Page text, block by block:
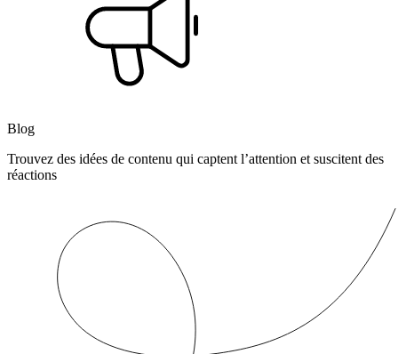
Blog
Trouvez des idées de contenu qui captent l’attention et suscitent des
réactions